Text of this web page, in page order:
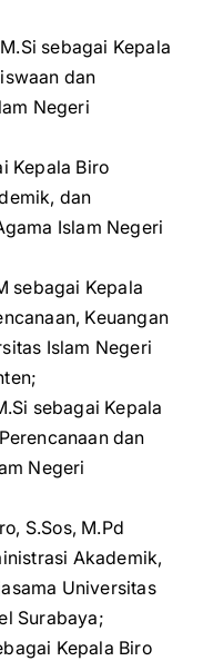
sebagai Kepala
dan
Negeri
Kepala Biro
dan
Islam Negeri
sebagai Kepala
Keuangan
Islam Negeri
sebagai Kepala
dan
Negeri
S.Sos, M.Pd
Akademik,
Universitas
Surabaya;
Kepala Biro